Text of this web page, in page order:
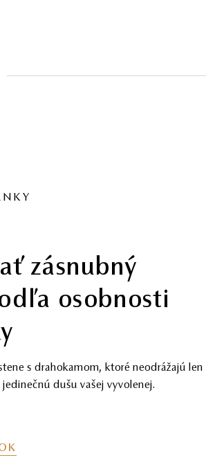
Ikona
s nádychom
ako symbol sily, štýlu a individuality –
doplnkov až po zásnubné prstene a
Diamonds.